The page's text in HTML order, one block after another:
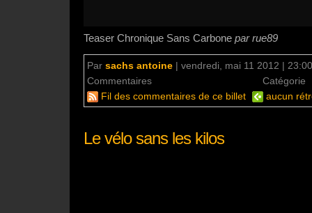
Teaser Chronique Sans Carbone par rue89
Par sachs antoine | vendredi, mai 11 2012 | 23:00
Commentaires
Catégorie
Fil des commentaires de ce billet
aucun
Le vélo sans les kilos